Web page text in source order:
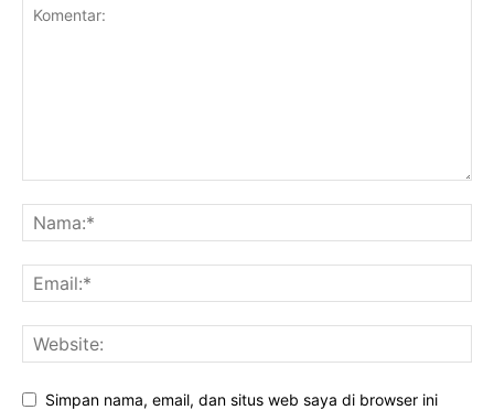
Simpan nama, email, dan situs web saya di browser ini